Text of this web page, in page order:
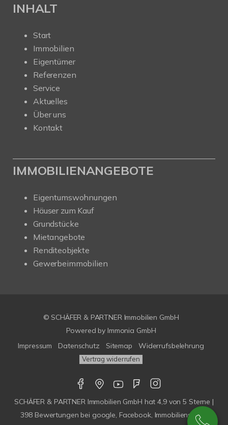
INHALT
Start
Immobilien
Eigentümer
Referenzen
Service
Aktuelles
Über uns
Kontakt
IMMOBILIENANGEBOTE
Eigentumswohnungen
Häuser zum Kauf
Grundstücke
Mietangebote
Renditeobjekte
Gewerbeimmobilien
© SCHÄFER & PARTNER Immobilien GmbH
Powered by Immonia GmbH
Impressum
Datenschutz Sitemap Widerrufsbelehrung
Vertrag widerrufen
SCHÄFER & PARTNER Immobilien GmbH hat4,9von5 Sterne |
398 Bewertungen bei google, Facebook, Immobilienscout,